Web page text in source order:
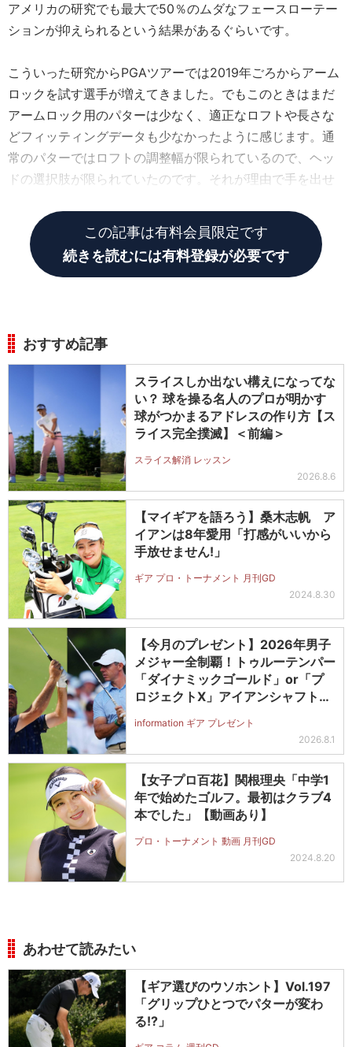
アメリカの研究でも最大で50％のムダなフェースローテー
ションが抑えられるという結果があるぐらいです。
こういった研究からPGAツアーでは2019年ごろからアーム
ロックを試す選手が増えてきました。でもこのときはまだ
アームロック用のパターは少なく、適正なロフトや長さな
どフィッティングデータも少なかったように感じます。通
常のパターではロフトの調整幅が限られているので、ヘッ
ドの選択肢が限られていたのです。それが理由で手を出せ
この記事は有料会員限定です
続きを読むには有料登録が必要です
おすすめ記事
スライスしか出ない構えになってな
い？ 球を操る名人のプロが明かす
球がつかまるアドレスの作り方【ス
ライス完全撲滅】＜前編＞
スライス解消 レッスン
2026.8.6
【マイギアを語ろう】桑木志帆 ア
イアンは8年愛用「打感がいいから
手放せません!」
ギア プロ・トーナメント 月刊GD
2024.8.30
【今月のプレゼント】2026年男子
メジャー全制覇！トゥルーテンパー
「ダイナミックゴールド」or「プ
ロジェクトX」アイアンシャフト
ットを抽選で2名に！
information ギア プレゼント
2026.8.1
【女子プロ百花】関根理央「中学1
年で始めたゴルフ。最初はクラブ4
本でした」【動画あり】
プロ・トーナメント 動画 月刊GD
2024.8.20
あわせて読みたい
【ギア選びのウソホント】Vol.197
「グリップひとつでパターが変わ
る!?」